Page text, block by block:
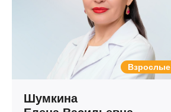
Взрослые
Шумкина